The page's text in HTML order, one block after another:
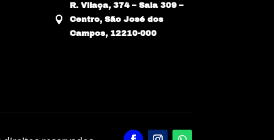

R. Vilaça, 374 – Sala 309 –
Centro, São José dos
Campos, 12210-000